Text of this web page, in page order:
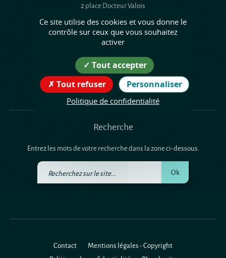
2 place Docteur Valois
38210 Poliénas
tél : 04 76 07 04 28
Suivez nous !
Recherche
Entrez les mots de votre recherche dans la zone ci-dessous.
Recherchez
Ok
Contact
Mentions légales - Copyright
Ce site utilise des cookies et vous donne le
contrôle sur ceux que vous souhaitez
activer
Tout accepter
Tout refuser
Personnaliser
Politique de confidentialité